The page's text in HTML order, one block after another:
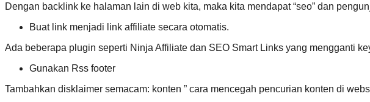
Dengan backlink ke halaman lain di web kita, maka kita mendapat “seo” dan
Buat link menjadi link affiliate secara otomatis.
Ada beberapa plugin seperti Ninja Affiliate dan SEO Smart Links yang mengganti
Gunakan Rss footer
Tambahkan disklaimer semacam: konten ” cara mencegah pencurian konten di